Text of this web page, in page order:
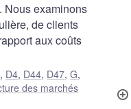
Nous examinons
de clients
aux coûts
, D4, D44, D47,G,
des marchés